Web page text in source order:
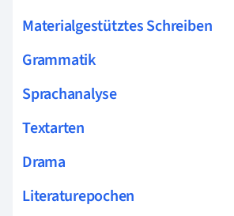
Materialgestütztes Schreiben
Grammatik
Sprachanalyse
Textarten
Drama
Literaturepochen